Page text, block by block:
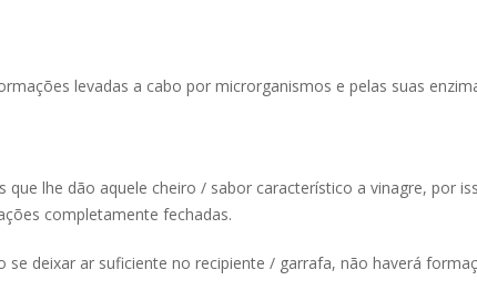
levadas a cabo por microrganismos e pelas suas
lhe dão aquele cheiro / sabor característico a vinagre, por
completamente fechadas.
deixar ar suficiente no recipiente / garrafa, não haverá